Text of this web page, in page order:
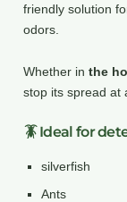
friendly solution
odors.
Whether in the
stop its spread at
🪳 Ideal for
silverfish
Ants